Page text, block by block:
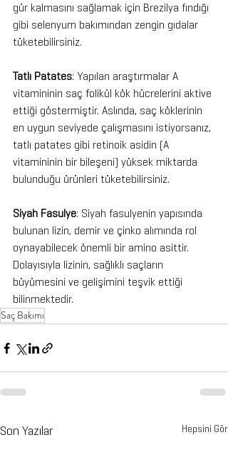
gür kalmasını sağlamak için Brezilya fındığı
gibi selenyum bakımından zengin gıdalar
tüketebilirsiniz.
Tatlı Patates: Yapılan araştırmalar A
vitamininin saç folikül kök hücrelerini aktive
ettiği göstermiştir. Aslında, saç köklerinin
en uygun seviyede çalışmasını istiyorsanız,
tatlı patates gibi retinoik asidin (A
vitamininin bir bileşeni) yüksek miktarda
bulunduğu ürünleri tüketebilirsiniz.
Siyah Fasulye: Siyah fasulyenin yapısında
bulunan lizin, demir ve çinko alımında rol
oynayabilecek önemli bir amino asittir.
Dolayısıyla lizinin, sağlıklı saçların
büyümesini ve gelişimini teşvik ettiği
bilinmektedir.
Saç Bakımı
Son Yazılar Hepsini Gör